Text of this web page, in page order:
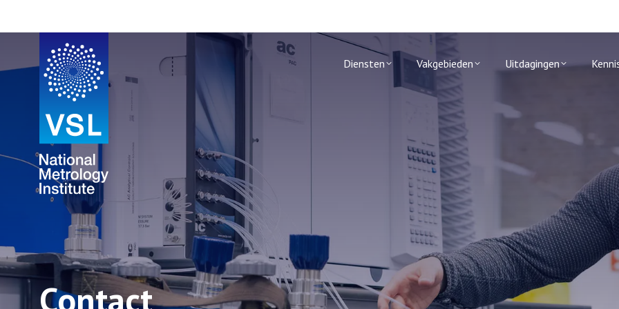
Diensten Vakgebieden Uitdagingen
Contact